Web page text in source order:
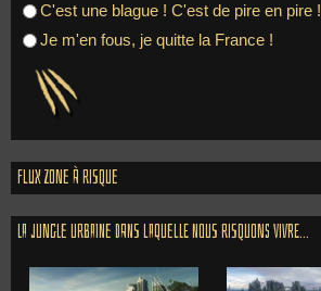
C'est une blague ! C'est de pire en pire !
Je m'en fous, je quitte la France !
Flux zone à risque
La jungle urbaine dans laquelle nous risquons vivre...